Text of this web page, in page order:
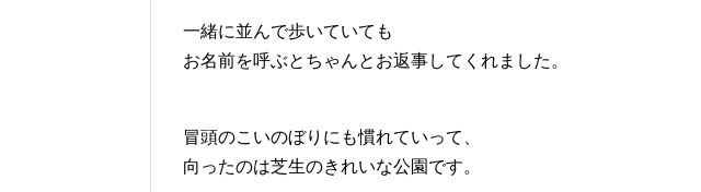
一緒に並んで歩いていても
お名前を呼ぶとちゃんとお返事してくれました。
冒頭のこいのぼりにも慣れていって、
向ったのは芝生のきれいな公園です。